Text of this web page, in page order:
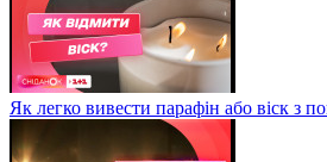
Як легко вивести парафін або віск з